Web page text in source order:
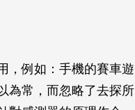
，例如：手機的賽車遊
為常，而忽略了去探所